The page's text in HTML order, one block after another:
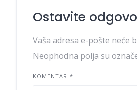
Ostavite
Vaša adresa e-pošte neće
Neophodna polja su
KOMENTAR *